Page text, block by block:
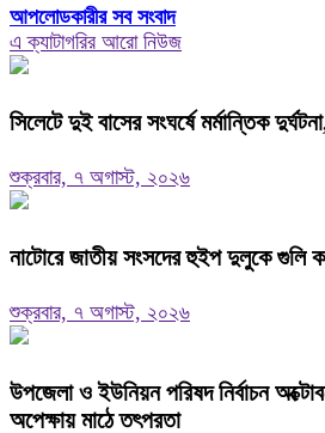
আপলোডকারীর সব সংবাদ
এ ক্যাটাগরির আরো নিউজ
সিলেটে দুই বাসের সংঘর্ষে মর্মান্তিক
শুক্রবার, ৭ অগাস্ট, ২০২৬
নাটোরে জাতীয় সংসদের হুইপ দুলুকে গুলি
শুক্রবার, ৭ অগাস্ট, ২০২৬
উপজেলা ও ইউনিয়ন পরিষদ নির্বাচন
অপেক্ষায় মাঠে তৎপরতা